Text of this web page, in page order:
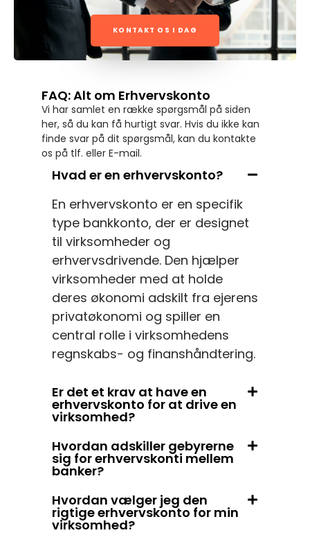
KONTAKT OS I DAG
FAQ: Alt om Erhvervskonto
Vi har samlet en række spørgsmål på siden
her, så du kan få hurtigt svar. Hvis du ikke kan
finde svar på dit spørgsmål, kan du kontakte
os på tlf. eller E-mail.
Hvad er en erhvervskonto?
En erhvervskonto er en specifik
type bankkonto, der er designet
til virksomheder og
erhvervsdrivende. Den hjælper
virksomheder med at holde
deres økonomi adskilt fra ejerens
privatøkonomi og spiller en
central rolle i virksomhedens
regnskabs- og finanshåndtering.
Er det et krav at have en
erhvervskonto for at drive en
virksomhed?
Hvordan adskiller gebyrerne
sig for erhvervskonti mellem
banker?
Hvordan vælger jeg den
rigtige erhvervskonto for min
virksomhed?